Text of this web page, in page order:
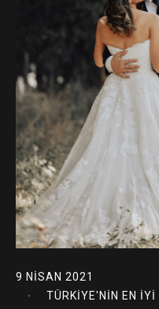
9 NISAN 2021
TÜRKIYE'NIN EN İYI